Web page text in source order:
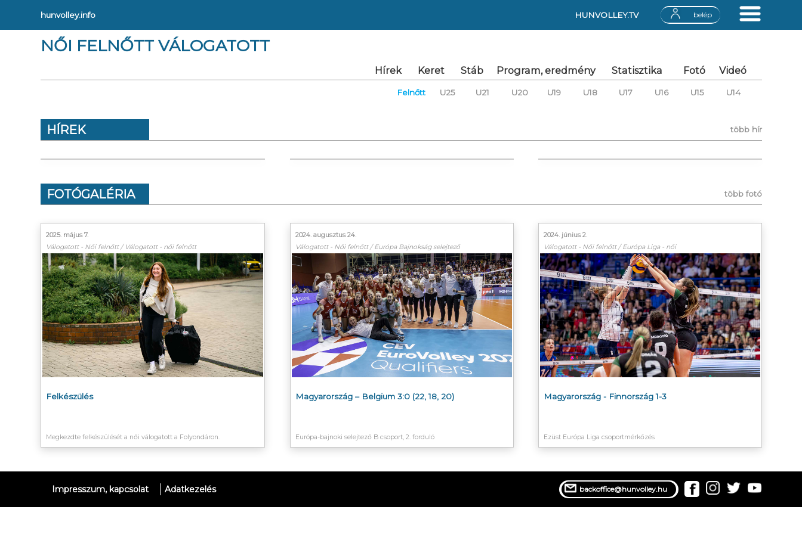
hunvolley.info HUNVOLLEY.TV belép
NŐI FELNŐTT VÁLOGATOTT
Hírek Keret Stáb Program, eredmény Statisztika Fotó Videó
Felnőtt U25 U21 U20 U19 U18 U17 U16 U15 U14
HÍREK több hír
FOTÓGALÉRIA több fotó
2025. május 7.
Válogatott - Női felnőtt / Válogatott - női felnőtt
Felkészülés
Megkezdte felkészülését a női válogatott a Folyondáron.
2024. augusztus 24.
Válogatott - Női felnőtt / Európa Bajnokság selejtező
Magyarország – Belgium 3:0 (22, 18, 20)
Európa-bajnoki selejtező B csoport, 2. forduló
2024. június 2.
Válogatott - Női felnőtt / Európa Liga - női
Magyarország - Finnország 1-3
Ezüst Európa Liga csoportmérkőzés
Impresszum, kapcsolat Adatkezelés backoffice@hunvolley.hu